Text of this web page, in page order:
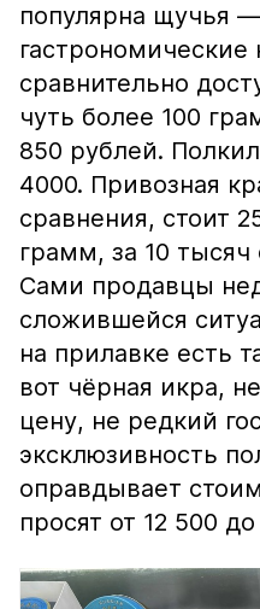
популярна щучья
гастрономические
сравнительно
чуть более 100
850 рублей.
4000. Привозная
сравнения, стоит
грамм, за 10
Сами продавцы
сложившейся
на прилавке есть
вот чёрная икра,
цену, не редкий
эксклюзивность
оправдывает
просят от 12 500